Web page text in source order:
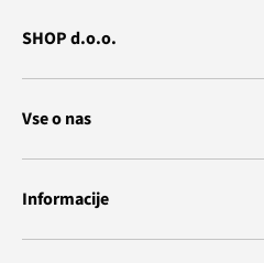
SHOP d.o.o.
Vse o nas
Informacije